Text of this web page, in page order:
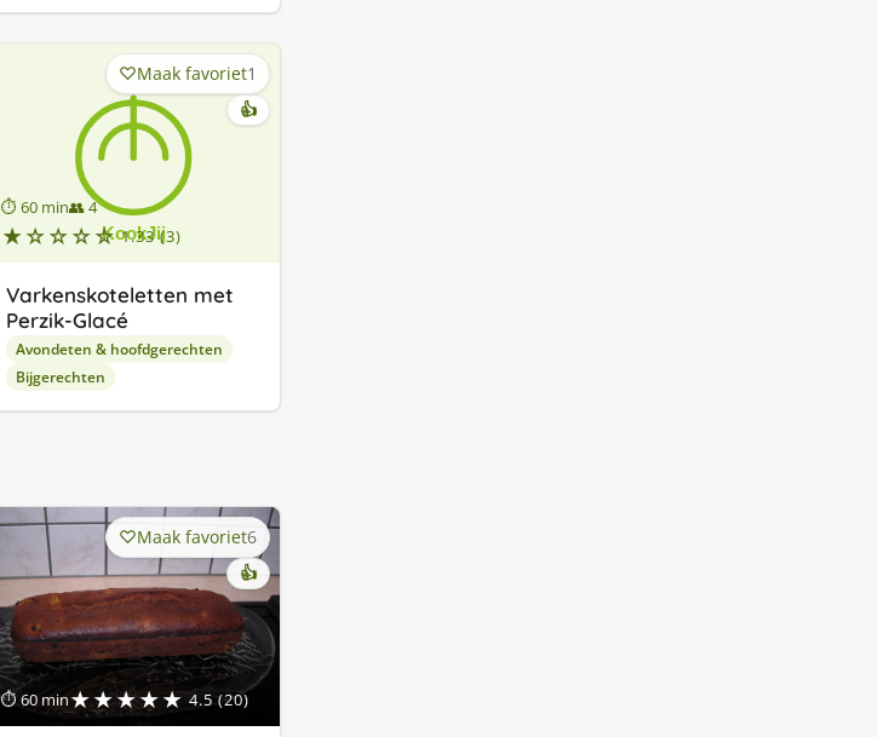
⏱ 60 min👥 4
★☆☆☆☆ 1.33 (3)
Maak favoriet1
👍
Varkenskoteletten met
Perzik-Glacé
Avondeten & hoofdgerechten
Bijgerechten
⏱ 60 min★★★★★ 4.5 (20)
Maak favoriet6
👍